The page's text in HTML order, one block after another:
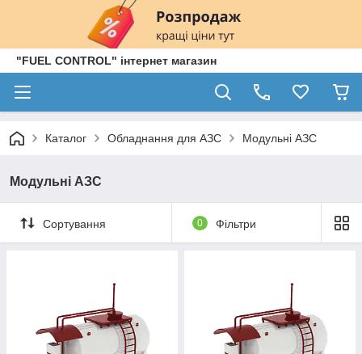
"FUEL CONTROL" інтернет магазин
Каталог Обладнання для АЗС Модульні АЗС
Модульні АЗС
Сортування 0 Фільтри